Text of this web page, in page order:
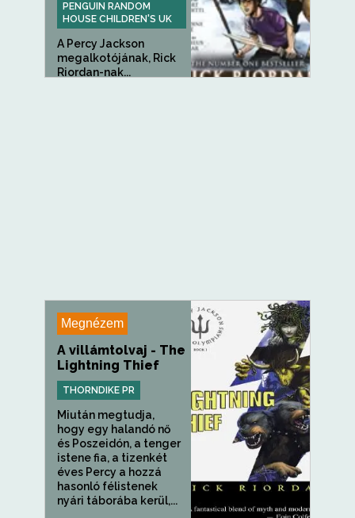
PENGUIN RANDOM
HOUSE CHILDREN'S UK
A Percy Jackson
megalkotójának, Rick
Riordan-nak...
Megnézem
A villámtolvaj - The
Lightning Thief
THORNDIKE PR
Miután megtudja,
hogy egy halandó nő
és Poszeidón, a tenger
istene fia, a tizenkét
éves Percy a hozzá
hasonló félistenek
nyári táborába kerül,...